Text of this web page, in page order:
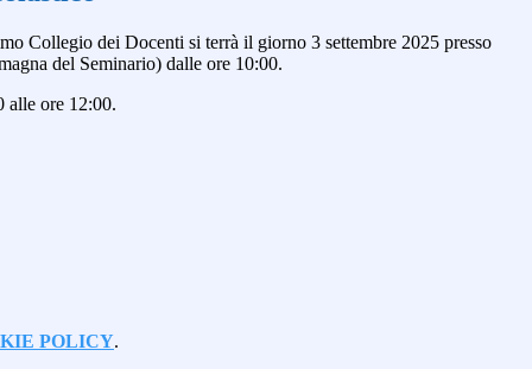
Collegio dei Docenti si terrà il giorno 3 settembre 2025 presso
del Seminario) dalle ore 10:00.
alle ore 12:00.
POLICY.